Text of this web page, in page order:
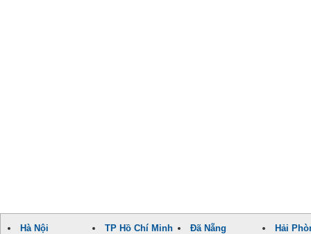
Hà Nội TP Hồ Chí Minh Đã Nẵng
Hải